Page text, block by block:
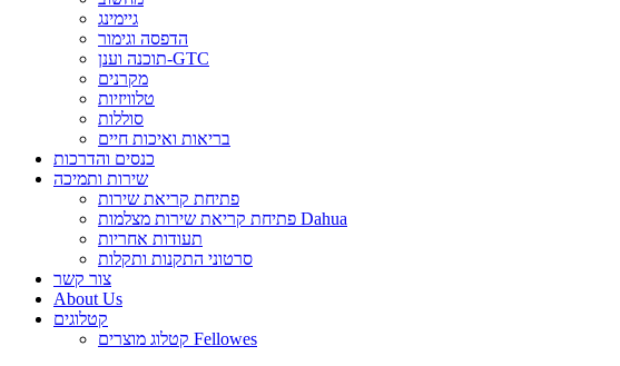
גיימינג
הדפסה וגימור
תוכנה וענן-GTC
מקרנים
טלוויזיות
סוללות
בריאות ואיכות חיים
כנסים והדרכות
שירות ותמיכה
פתיחת קריאת שירות
פתיחת קריאת שירות מצלמות Dahua
תעודות אחריות
סרטוני התקנות ותקלות
צור קשר
About Us
קטלוגים
קטלוג מוצרים Fellowes